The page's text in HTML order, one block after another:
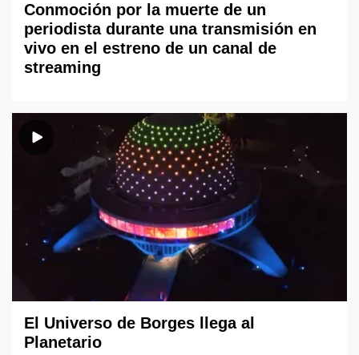
Conmoción por la muerte de un
periodista durante una transmisión en
vivo en el estreno de un canal de
streaming
El Universo de Borges llega al
Planetario